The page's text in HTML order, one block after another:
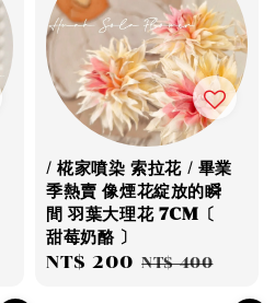
/ 椛家噴染 索拉花 / 畢業
季熱賣 像煙花綻放的瞬
間 羽葉大理花 7CM〔
甜莓奶酪 〕
Sale
NT$ 200 Regular
NT$ 400